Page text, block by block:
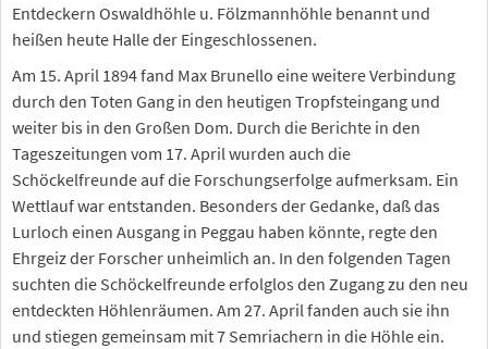
Entdeckern Oswaldhöhle u. Fölzmannhöhle benannt und
heißen heute Halle der Eingeschlossenen.
Am 15. April 1894 fand Max Brunello eine weitere Verbindung
durch den Toten Gang in den heutigen Tropfsteingang und
weiter bis in den Großen Dom. Durch die Berichte in den
Tageszeitungen vom 17. April wurden auch die
Schöckelfreunde auf die Forschungserfolge aufmerksam. Ein
Wettlauf war entstanden. Besonders der Gedanke, daß das
Lurloch einen Ausgang in Peggau haben könnte, regte den
Ehrgeiz der Forscher unheimlich an. In den folgenden Tagen
suchten die Schöckelfreunde erfolglos den Zugang zu den neu
entdeckten Höhlenräumen. Am 27. April fanden auch sie ihn
und stiegen gemeinsam mit 7 Semriachern in die Höhle ein.